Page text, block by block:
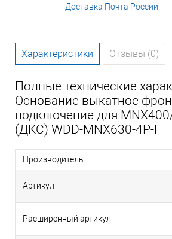
Доставка Почта России
Характеристики Отзывы (0)
Полные технические
Основание выкатное
подключение для
(ДКС) WDD-MNX630-4P-F
Производитель
Артикул
Расширенный артикул